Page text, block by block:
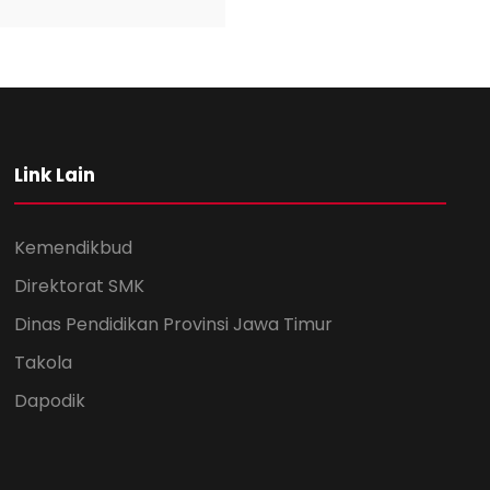
Link Lain
Kemendikbud
Direktorat SMK
Dinas Pendidikan Provinsi Jawa Timur
Takola
Dapodik